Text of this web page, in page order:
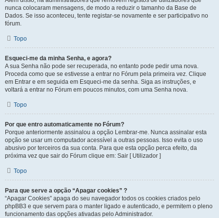
nunca colocaram mensagens, de modo a reduzir o tamanho da Base de
Dados. Se isso aconteceu, tente registar-se novamente e ser participativo no
fórum.
Topo
Esqueci-me da minha Senha, e agora?
A sua Senha não pode ser recuperada, no entanto pode pedir uma nova.
Proceda como que se estivesse a entrar no Fórum pela primeira vez. Clique
em Entrar e em seguida em Esqueci-me da senha. Siga as instruções, e
voltará a entrar no Fórum em poucos minutos, com uma Senha nova.
Topo
Por que entro automaticamente no Fórum?
Porque anteriormente assinalou a opção Lembrar-me. Nunca assinalar esta
opção se usar um computador acessível a outras pessoas. Isso evita o uso
abusivo por terceiros da sua conta. Para que esta opção perca efeito, da
próxima vez que sair do Fórum clique em: Sair [ Utilizador ]
Topo
Para que serve a opção “Apagar cookies” ?
“Apagar Cookies” apaga do seu navegador todos os cookies criados pelo
phpBB3 e que servem para o manter ligado e autenticado, e permitem o pleno
funcionamento das opções ativadas pelo Administrador.